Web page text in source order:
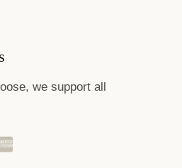
we support all